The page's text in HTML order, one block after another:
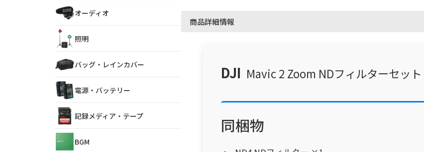
商品詳細情報
DJI Mavic 2 Zoom NDフィルターセット
同梱物
オーディオ
照明
バッグ・レインカバー
電源・バッテリー
記録メディア・テープ
BGM